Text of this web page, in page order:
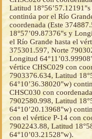
Latitud
continúa por el Río
coordenada (Este
18°57’09.87376"s y
el Río Grande hasta el
375301.597, Norte
Longitud
vértice CHSC029 con
7903376.634, Latitud
64°10’36.38020"w)
CHSC030 con
7902580.998, Latitud
64°10’20.13968"w)
con el vértice P-14 con
7902243.88, Latitud
64°10’03.21528"w).